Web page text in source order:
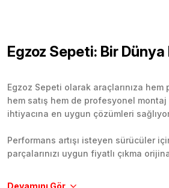
Egzoz Sepeti: Bir Dünya
Egzoz Sepeti olarak araçlarınıza
hem satış hem de profesyonel
ihtiyacına en uygun çözümleri
Performans artışı isteyen sürücüler
parçalarınızı uygun fiyatlı çıkma
Tüm ürünlerimiz orijinal, dayanıklı